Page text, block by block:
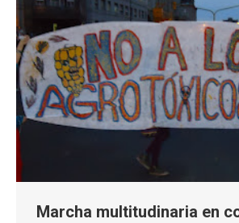
Marcha multitudinaria en